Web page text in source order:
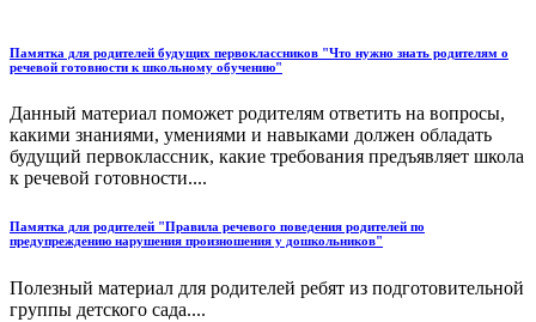
Памятка для родителей будущих первоклассников "Что нужно знать родителям о
речевой готовности к школьному обучению"
Данный материал поможет родителям ответить на вопросы,
какими знаниями, умениями и навыками должен обладать
будущий первоклассник, какие требования предъявляет школа
к речевой готовности....
Памятка для родителей "Правила речевого поведения родителей по
предупреждению нарушения произношения у дошкольников"
Полезный материал для родителей ребят из подготовительной
группы детского сада....